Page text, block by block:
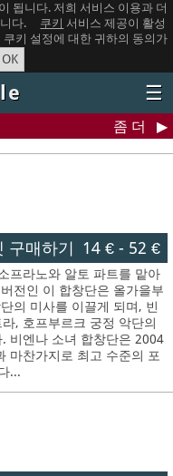
됩니다. 저희 서비스 이용과 더
다.
쿠키 서비스 제공이 활성
키 설정에 대한 귀하의 동의가
OK
☰
좀 더
구매하기 14 €- 52 €
프라노와 알토 파트를 맡아
전인 이 합창단은 올가을부
의 미사를 이끌게 되며, 빈
, 호프부르크 궁정 악단의
비엔나 소녀 합창단은 2004
마찬가지로 최고 수준의 포
...